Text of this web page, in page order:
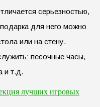
серьезностью,
для него можно
или на стену.
песочные часы,
и т.д.
лучших игровых